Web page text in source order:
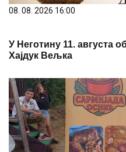
08. 08. 2026 16:00
У Неготину 11. августа
Хајдук Вељка